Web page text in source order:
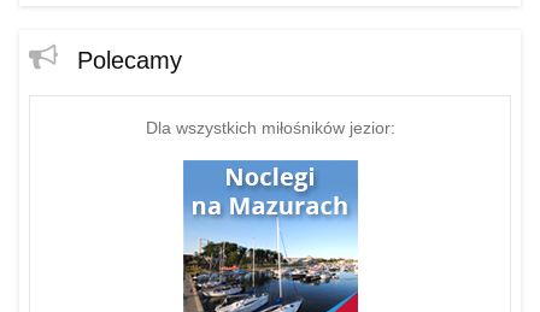
Polecamy
Dla wszystkich miłośników jezior: